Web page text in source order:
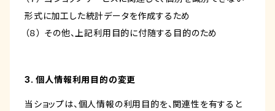
形式に加工した統計データを作成するため
（８） その他、上記利用目的に付随する目的のため
3. 個人情報利用目的の変更
当ショップは、個人情報の利用目的を、関連性を有すると